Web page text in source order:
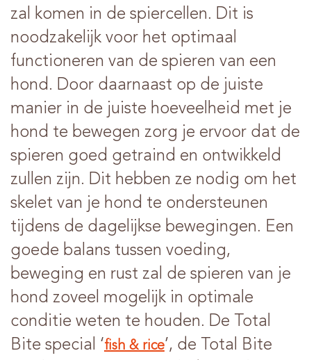
zal komen in de spiercellen. Dit is
noodzakelijk voor het optimaal
functioneren van de spieren van een
hond. Door daarnaast op de juiste
manier in de juiste hoeveelheid met je
hond te bewegen zorg je ervoor dat de
spieren goed getraind en ontwikkeld
zullen zijn. Dit hebben ze nodig om het
skelet van je hond te ondersteunen
tijdens de dagelijkse bewegingen. Een
goede balans tussen voeding,
beweging en rust zal de spieren van je
hond zoveel mogelijk in optimale
conditie weten te houden. De Total
Bite special ‘fish & rice’, de Total Bite